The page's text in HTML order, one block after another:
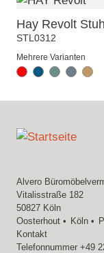
Hay Revolt Stuhl
STL0312
Mehrere Varianten
Alvero
Vitalisstraße 182
50827 Köln
Oosterhout
Köln
Kontakt
Telefonnummer +49